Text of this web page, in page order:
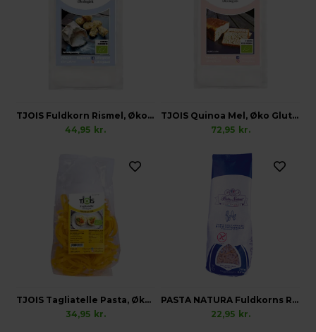
TJOIS Fuldkorn Rismel, Øko Glutenfri
44,95 kr.
TJOIS Quinoa Mel, Øko Glutenfri
72,95 kr.
TJOIS Tagliatelle Pasta, Økologisk Glutenfri
34,95 kr.
PASTA NATURA Fuldkorns Rispasta, Glutenfri
22,95 kr.